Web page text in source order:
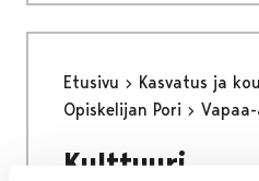
Etusivu
Kasvatus ja
Opiskelijan Pori
Kulttuuri